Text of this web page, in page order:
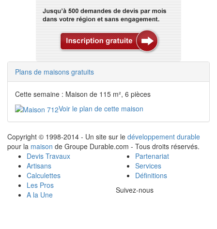
Plans de maisons gratuits
Cette semaine : Maison de 115 m², 6 pièces
Voir le plan de cette maison
Copyright © 1998-2014 - Un site sur le développement durable
pour la maison de Groupe Durable.com - Tous droits réservés.
Devis Travaux
Artisans
Calculettes
Les Pros
A la Une
Partenariat
Services
Définitions
Suivez-nous